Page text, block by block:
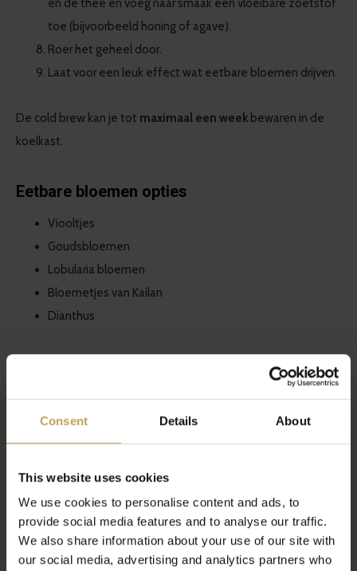
Consent Details About
This website uses cookies
We use cookies to personalise content and ads, to
provide social media features and to analyse our traffic.
We also share information about your use of our site with
our social media, advertising and analytics partners who
en de thee en voeg naar smaak een vloeibare zoetstof
toe (bijvoorbeeld honing of agave).
Roer het geheel door.
Laat voor een leuk effect wat eetbare bloemen drijven.
De cold brew kan je tot maximaal een week bewaren in de
koelkast.
Eetbare bloemen opties
Viooltjes
Goudsbloemen
Lobularia bloemen
Bloemetjes van Kailan
Dianthus
Maak 2-3 keer het recept om een volledige punchbowl te
vullen.